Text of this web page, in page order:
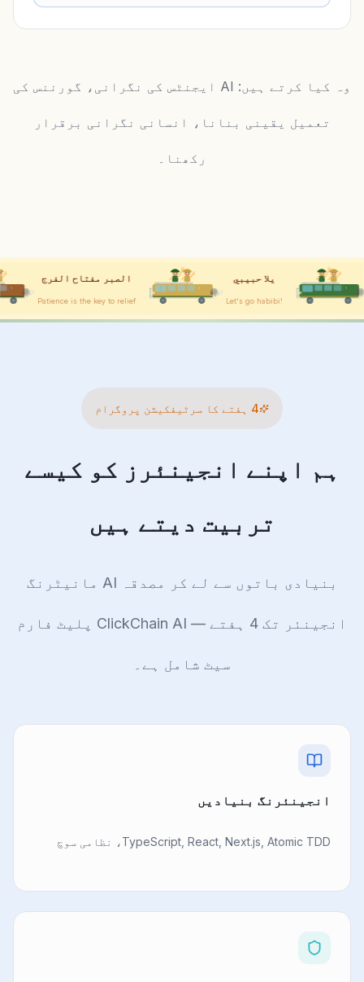
وہ کیا کرتے ہیں: AI ایجنٹس کی نگرانی، گورننس کی
تعمیل یقینی بنانا، انسانی نگرانی برقرار
رکھنا۔
الصبر
key to relief
يلا حبيبي
Let's go habibi!
الله يحفظك
God protect you
4 ہفتے کا سرٹیفکیشن پروگرام
ہم اپنے انجینئرز کو کیسے
تربیت دیتے ہیں
بنیادی باتوں سے لے کر مصدقہ AI مانیٹرنگ
انجینئر تک 4 ہفتے — ClickChain AI پلیٹ فارم
سیٹ شامل ہے۔
انجینئرنگ بنیادیں
TypeScript, React, Next.js, Atomic TDD، نظامی سوچ